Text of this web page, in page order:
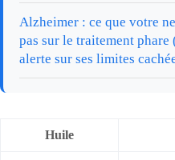
Alzheimer : ce que votre
pas sur le traitement
alerte sur ses limites
Huile